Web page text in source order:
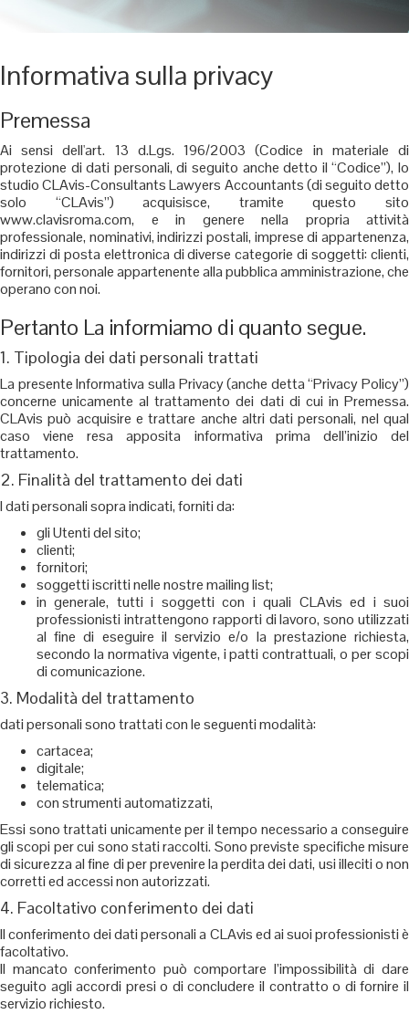
Informativa sulla privacy
Premessa
Ai sensi dell'art. 13 d.Lgs. 196/2003 (Codice in materiale di
protezione di dati personali, di seguito anche detto il “Codice”), lo
studio CLAvis-Consultants Lawyers Accountants (di seguito detto
solo “CLAvis”) acquisisce, tramite questo sito
www.clavisroma.com, e in genere nella propria attività
professionale, nominativi, indirizzi postali, imprese di appartenenza,
indirizzi di posta elettronica di diverse categorie di soggetti: clienti,
fornitori, personale appartenente alla pubblica amministrazione, che
operano con noi.
Pertanto La informiamo di quanto segue.
1. Tipologia dei dati personali trattati
La presente Informativa sulla Privacy (anche detta “Privacy Policy”)
concerne unicamente al trattamento dei dati di cui in Premessa.
CLAvis può acquisire e trattare anche altri dati personali, nel qual
caso viene resa apposita informativa prima dell’inizio del
trattamento.
2. Finalità del trattamento dei dati
I dati personali sopra indicati, forniti da:
gli Utenti del sito;
clienti;
fornitori;
soggetti iscritti nelle nostre mailing list;
in generale, tutti i soggetti con i quali CLAvis ed i suoi
professionisti intrattengono rapporti di lavoro, sono utilizzati
al fine di eseguire il servizio e/o la prestazione richiesta,
secondo la normativa vigente, i patti contrattuali, o per scopi
di comunicazione.
3. Modalità del trattamento
dati personali sono trattati con le seguenti modalità:
cartacea;
digitale;
telematica;
con strumenti automatizzati,
Essi sono trattati unicamente per il tempo necessario a conseguire
gli scopi per cui sono stati raccolti. Sono previste specifiche misure
di sicurezza al fine di per prevenire la perdita dei dati, usi illeciti o non
corretti ed accessi non autorizzati.
4. Facoltativo conferimento dei dati
Il conferimento dei dati personali a CLAvis ed ai suoi professionisti è
facoltativo.
Il mancato conferimento può comportare l’impossibilità di dare
seguito agli accordi presi o di concludere il contratto o di fornire il
servizio richiesto.